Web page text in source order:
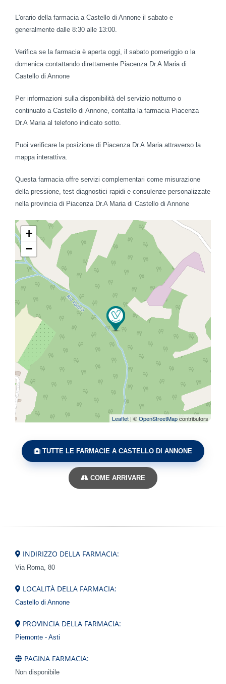
L'orario della farmacia a Castello di Annone il sabato e
generalmente dalle 8:30 alle 13:00.
Verifica se la farmacia è aperta oggi, il sabato pomeriggio o la
domenica contattando direttamente Piacenza Dr.A Maria di
Castello di Annone
Per informazioni sulla disponibilità del servizio notturno o
continuato a Castello di Annone, contatta la farmacia Piacenza
Dr.A Maria al telefono indicato sotto.
Puoi verificare la posizione di Piacenza Dr.A Maria attraverso la
mappa interattiva.
Questa farmacia offre servizi complementari come misurazione
della pressione, test diagnostici rapidi e consulenze personalizzate
nella provincia di Piacenza Dr.A Maria di Castello di Annone
+
−
Leaflet | ©OpenStreetMapcontributors
TUTTE LE FARMACIE A CASTELLO DI ANNONE
COME ARRIVARE
INDIRIZZO DELLA FARMACIA:
Via Roma, 80
LOCALITÀ DELLA FARMACIA:
Castello di Annone
PROVINCIA DELLA FARMACIA:
Piemonte - Asti
PAGINA FARMACIA:
Non disponibile